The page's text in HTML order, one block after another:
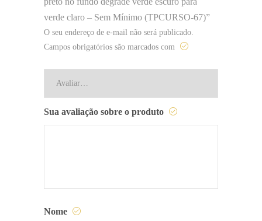
verde claro – Sem Mínimo (TPCURSO-67)”
O seu endereço de e-mail não será publicado.
Campos obrigatórios são marcados com
Sua avaliação sobre o produto
Nome